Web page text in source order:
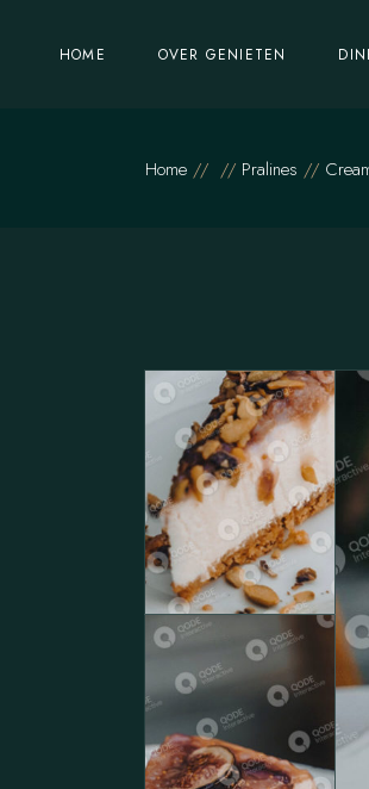
HOME OVER GENIETEN
Feesten & Partijen
Feesten & Partijen
Home Pralines